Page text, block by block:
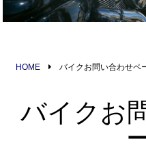
HOME バイクお問い合わせペ
バイクお